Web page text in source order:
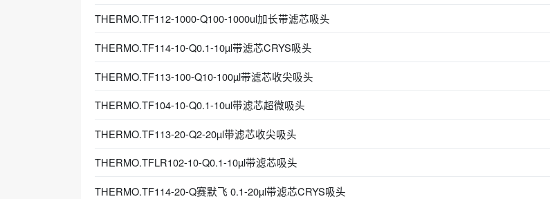
THERMO.TF112-1000-Q100-1000ul加长带滤芯吸头
THERMO.TF114-10-Q0.1-10µl带滤芯CRYS吸头
THERMO.TF113-100-Q10-100µl带滤芯收尖吸头
THERMO.TF104-10-Q0.1-10ul带滤芯超微吸头
THERMO.TF113-20-Q2-20µl带滤芯收尖吸头
THERMO.TFLR102-10-Q0.1-10µl带滤芯吸头
THERMO.TF114-20-Q赛默飞 0.1-20µl带滤芯CRYS吸头